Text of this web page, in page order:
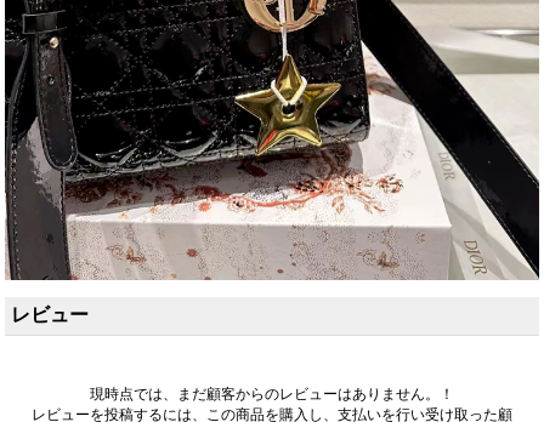
レビュー
現時点では、まだ顧客からのレビューはありません。！
レビューを投稿するには、この商品を購入し、支払いを行い受け取った顧